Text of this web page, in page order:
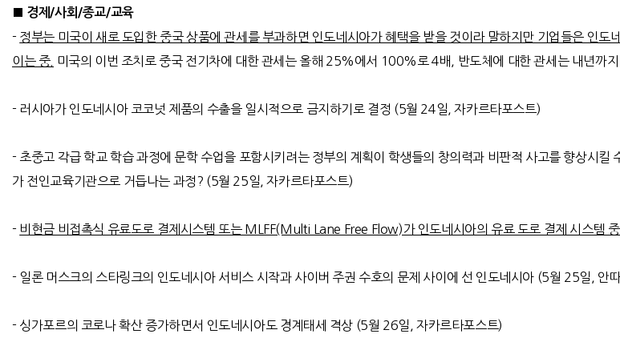
■ 경제/사회/종교/교육
- 정부는 미국이 새로 도입한 중국 상품에 관세를 부과하면 인도네시아가 혜택을 받을 것이라 말하지만 기업들은 인
이는 중. 미국의 이번 조치로 중국 전기차에 대한 관세는 올해 25%에서 100%로 4배, 반도체에 대한 관세는 내년
- 러시아가 인도네시아 코코넛 제품의 수출을 일시적으로 금지하기로 결정 (5월 24일,자카르타포스트)
- 초중고 각급 학교 학습 과정에 문학 수업을 포함시키려는 정부의 계획이 학생들의 창의력과 비판적 사고를 향상시킬
가 전인교육기관으로 거듭나는 과정 ? (5월 25일,자카르타포스트)
- 비현금 비접촉식 유료도로 결제시스템 또는 MLFF(Multi Lane Free Flow)가 인도네시아의 유료 도로 결제 시스템 중
- 일론 머스크의 스타링크의 인도네시아 서비스 시작과 사이버 주권 수호의 문제 사이에 선 인도네시아 (5월 25일, 안
- 싱가포르의 코로나 확산 증가하면서 인도네시아도 경계태세 격상 (5월 26일,자카르타포스트)